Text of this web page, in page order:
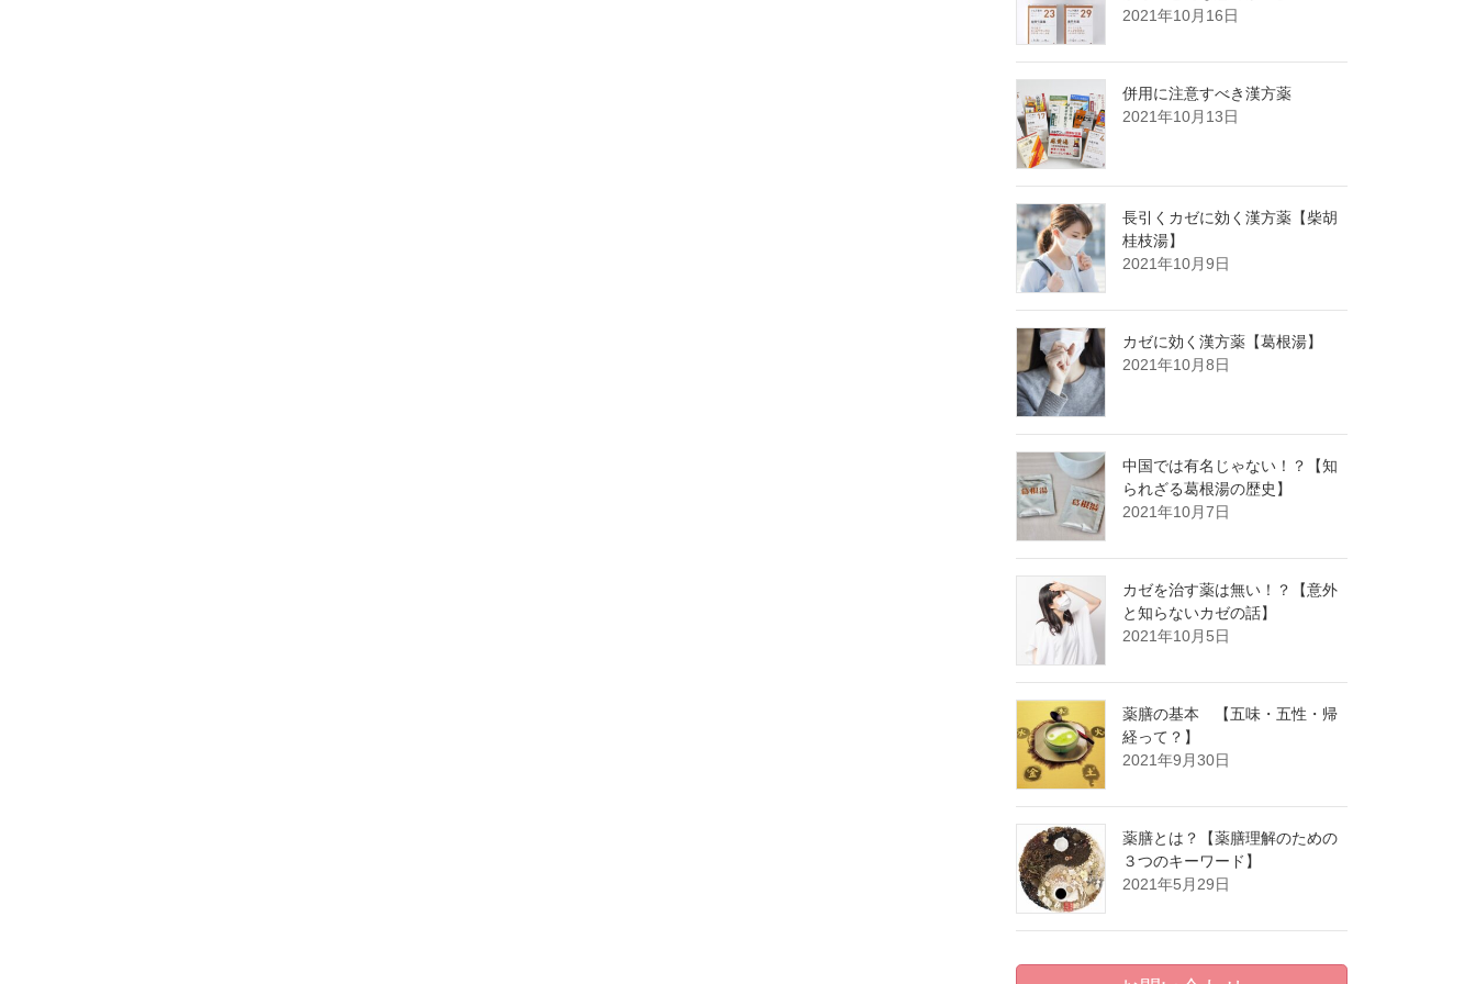
2021年10月16日
併用に注意すべき漢方薬
2021年10月13日
長引くカゼに効く漢方薬【柴胡
桂枝湯】
2021年10月9日
カゼに効く漢方薬【葛根湯】
2021年10月8日
中国では有名じゃない！？【知
られざる葛根湯の歴史】
2021年10月7日
カゼを治す薬は無い！？【意外
と知らないカゼの話】
2021年10月5日
薬膳の基本 【五味・五性・帰
経って？】
2021年9月30日
薬膳とは？【薬膳理解のための
３つのキーワード】
2021年5月29日